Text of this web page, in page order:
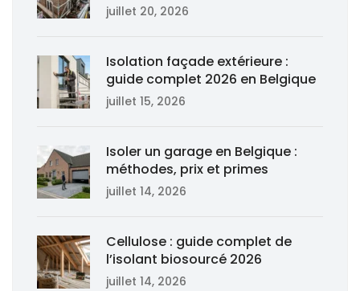
juillet 20, 2026
Isolation façade extérieure :
guide complet 2026 en Belgique
juillet 15, 2026
Isoler un garage en Belgique :
méthodes, prix et primes
juillet 14, 2026
Cellulose : guide complet de
l’isolant biosourcé 2026
juillet 14, 2026